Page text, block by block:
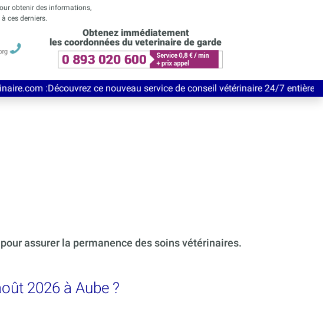
obtenir des informations,
ces derniers.
Obtenez immédiatement
les coordonnées du veterinaire de garde
ce nouveau service de conseil vétérinaire 24/7 entièrement Gratuit
assurer la permanence des soins vétérinaires.
2026 à Aube ?